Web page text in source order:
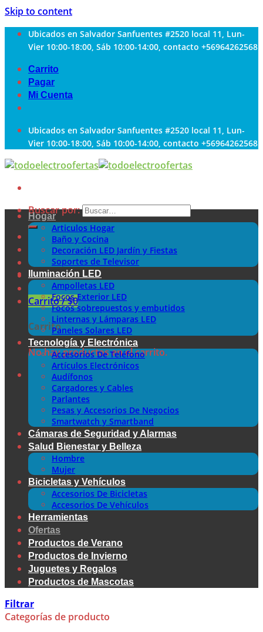
Skip to content
Ubicados en Salvador Sanfuentes #2520 local 11, Lun-
Vier 10:00-18:00, Sáb 10:00-14:00, contacto +56964262568
Carrito
Pagar
Mi Cuenta
Ubicados en Salvador Sanfuentes #2520 local 11, Lun-
Vier 10:00-18:00, Sáb 10:00-14:00, contacto +56964262568
Buscar por:
Carrito /$0
Carrito
No hay productos en el carrito.
Hogar
Articulos Hogar
Baño y Cocina
Decoración LED Jardín y Fiestas
Soportes de Televisor
Iluminación LED
Ampolletas LED
Focos Exterior LED
Focos sobrepuestos y embutidos
Linternas y Lámparas LED
Paneles Solares LED
Tecnología y Electrónica
Accesorios De Teléfono
Artículos Electrónicos
Audífonos
Cargadores y Cables
Parlantes
Pesas y Accesorios De Negocios
Smartwatch y Smartband
Cámaras de Seguridad y Alarmas
Salud Bienestar y Belleza
Hombre
Mujer
Bicicletas y Vehículos
Accesorios De Bicicletas
Accesorios De Vehículos
Herramientas
Ofertas
Productos de Verano
Productos de Invierno
Juguetes y Regalos
Productos de Mascotas
Filtrar
Categorías de producto